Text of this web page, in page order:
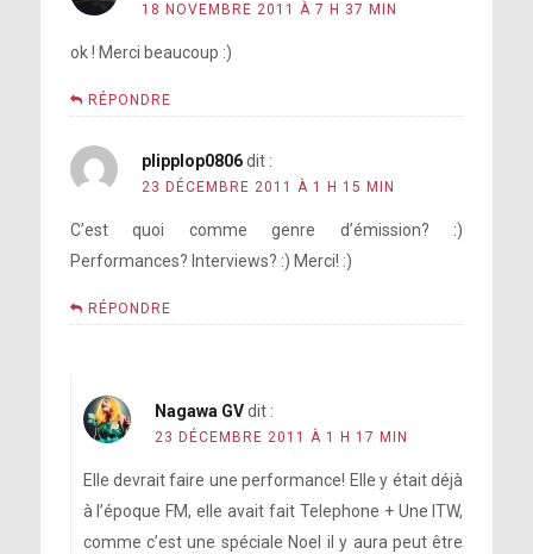
18 NOVEMBRE 2011 À 7 H 37 MIN
ok ! Merci beaucoup :)
RÉPONDRE
plipplop0806 dit :
23 DÉCEMBRE 2011 À 1 H 15 MIN
C’est quoi comme genre d’émission? :)
Performances? Interviews? :) Merci! :)
RÉPONDRE
Nagawa GV dit :
23 DÉCEMBRE 2011 À 1 H 17 MIN
Elle devrait faire une performance! Elle y était déjà
à l’époque FM, elle avait fait Telephone + Une ITW,
comme c’est une spéciale Noel il y aura peut être